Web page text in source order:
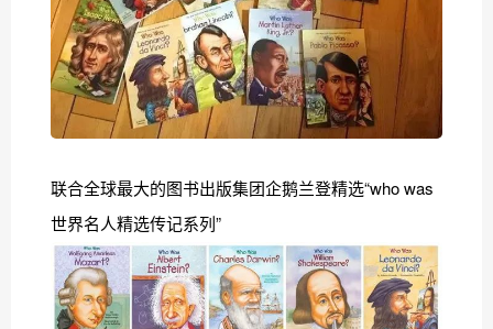
联合全球最大的图书出版集团企鹅兰登精选“who was
世界名人精选传记系列”